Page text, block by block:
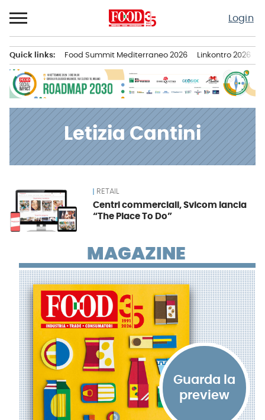
al
contenuto
Login
principale
Quick links: Food Summit Mediterraneo 2026 Linkontro 2026
Letizia Cantini
News RETAIL
Centri commerciali, Svicom lancia
“The Place To Do”
MAGAZINE